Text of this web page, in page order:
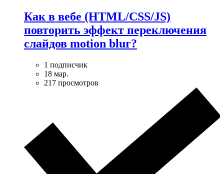
Как в вебе (HTML/CSS/JS)
повторить эффект переключения
слайдов motion blur?
1 подписчик
18 мар.
217 просмотров